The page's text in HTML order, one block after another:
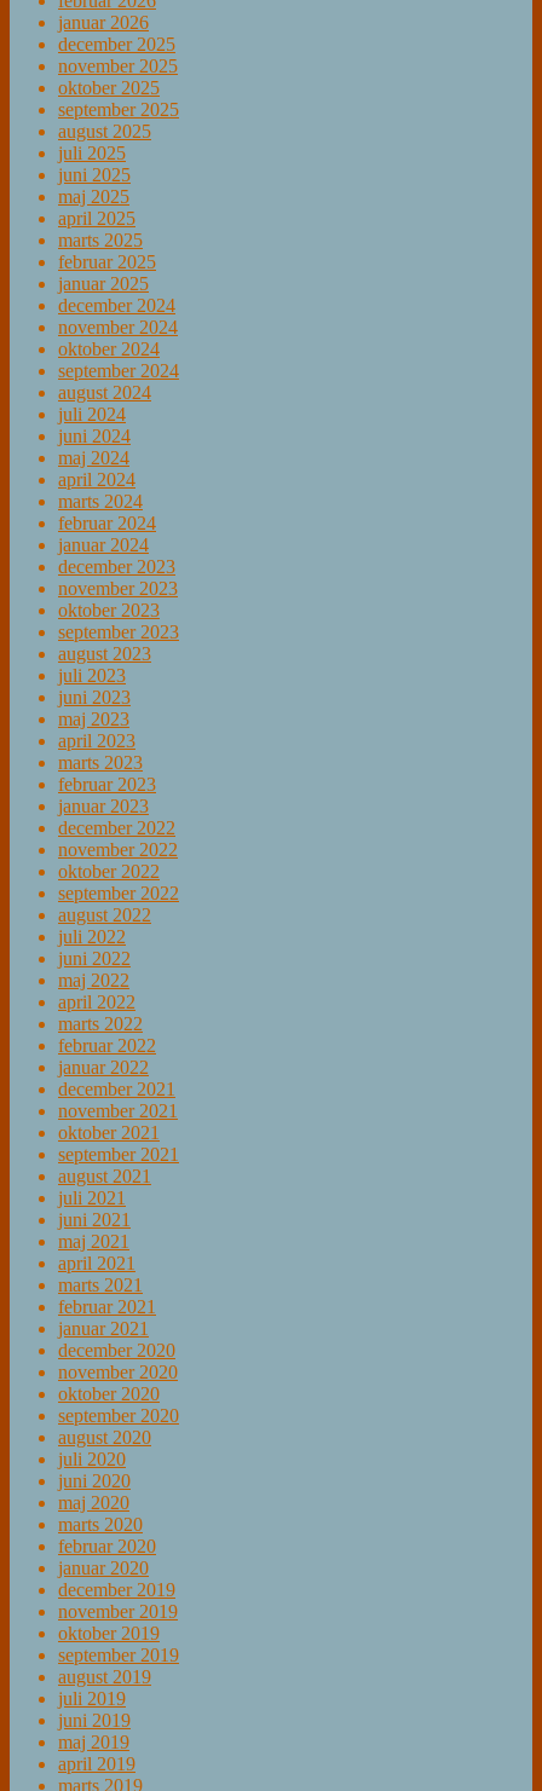
januar 2026
december 2025
november 2025
oktober 2025
september 2025
august 2025
juli 2025
juni 2025
maj 2025
april 2025
marts 2025
februar 2025
januar 2025
december 2024
november 2024
oktober 2024
september 2024
august 2024
juli 2024
juni 2024
maj 2024
april 2024
marts 2024
februar 2024
januar 2024
december 2023
november 2023
oktober 2023
september 2023
august 2023
juli 2023
juni 2023
maj 2023
april 2023
marts 2023
februar 2023
januar 2023
december 2022
november 2022
oktober 2022
september 2022
august 2022
juli 2022
juni 2022
maj 2022
april 2022
marts 2022
februar 2022
januar 2022
december 2021
november 2021
oktober 2021
september 2021
august 2021
juli 2021
juni 2021
maj 2021
april 2021
marts 2021
februar 2021
januar 2021
december 2020
november 2020
oktober 2020
september 2020
august 2020
juli 2020
juni 2020
maj 2020
marts 2020
februar 2020
januar 2020
december 2019
november 2019
oktober 2019
september 2019
august 2019
juli 2019
juni 2019
maj 2019
april 2019
marts 2019